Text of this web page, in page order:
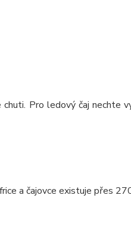
Pro ledový čaj nechte
a čajovce existuje přes